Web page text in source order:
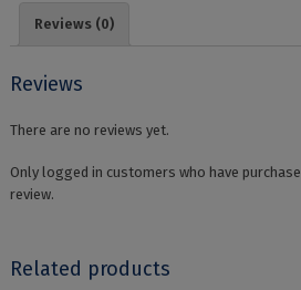
Reviews (0)
Reviews
There are no reviews yet.
Only logged in customers who have
review.
Related products